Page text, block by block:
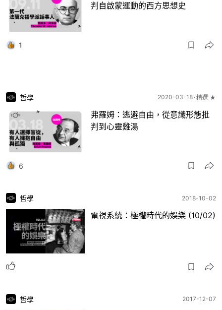
判自啟蒙運動的西方思想史
1
哲學 2020-03-18 精選 ★
弗羅姆：逃避自由，從意識形態批
判到心靈雞湯
6
哲學 2018-10-02
電視系統：極權時代的娛樂 (10/02)
哲學 2017-12-07